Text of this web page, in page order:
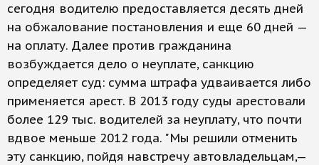
сегодня водителю предоставляется десять дней
на обжалование постановления и еще 60 дней —
на оплату. Далее против гражданина
возбуждается дело о неуплате, санкцию
определяет суд: сумма штрафа удваивается либо
применяется арест. В 2013 году суды арестовали
более 129 тыс. водителей за неуплату, что почти
вдвое меньше 2012 года. "Мы решили отменить
эту санкцию, пойдя навстречу автовладельцам,—